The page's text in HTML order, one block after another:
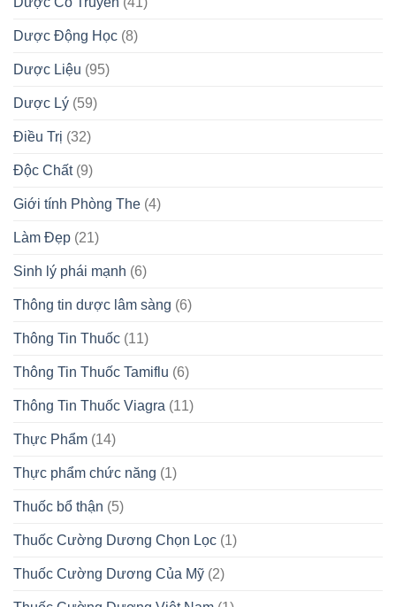
Dược Động Học (8)
Dược Liệu (95)
Dược Lý (59)
Điều Trị (32)
Độc Chất(9)
Giới tính Phòng The (4)
Làm Đẹp (21)
Sinh lý phái mạnh (6)
Thông tin dược lâm sàng (6)
Thông Tin Thuốc (11)
Thông Tin Thuốc Tamiflu (6)
Thông Tin Thuốc Viagra (11)
Thực Phẩm (14)
Thực phẩm chức năng (1)
Thuốc bổ thận (5)
Thuốc Cường Dương Chọn Lọc (1)
Thuốc Cường Dương Của Mỹ (2)